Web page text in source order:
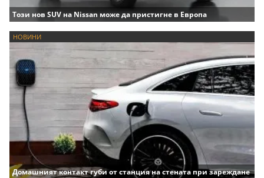
Този нов SUV на Nissan може да пристигне в Европа
НОВИНИ
Домашният контакт губи от станция на стената при зареждане